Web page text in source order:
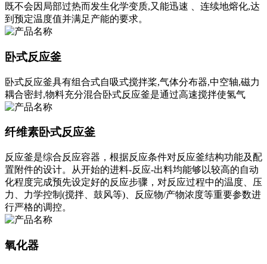
既不会因局部过热而发生化学变质,又能迅速 、连续地熔化,达
到预定温度值并满足产能的要求。
卧式反应釜
卧式反应釜具有组合式自吸式搅拌桨,气体分布器,中空轴,磁力
耦合密封,物料充分混合卧式反应釜是通过高速搅拌使氢气
纤维素卧式反应釜
反应釜是综合反应容器，根据反应条件对反应釜结构功能及配
置附件的设计。从开始的进料-反应-出料均能够以较高的自动
化程度完成预先设定好的反应步骤，对反应过程中的温度、压
力、力学控制(搅拌、鼓风等)、反应物/产物浓度等重要参数进
行严格的调控。
氧化器